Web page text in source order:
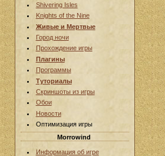
Shivering Isles
Knights of the Nine
Живые и Мертвые
Город ночи
Прохождение игры
Плагины
Программы
Туториалы
Скриншоты из игры
Обои
Новости
Оптимизация игры
Morrowind
Информация об игре